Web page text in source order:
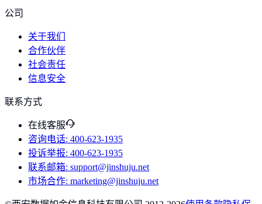
公司
关于我们
合作伙伴
社会责任
信息安全
联系方式
在线客服
咨询电话: 400-623-1935
投诉举报: 400-623-1935
联系邮箱: support@jinshuju.net
市场合作: marketing@jinshuju.net